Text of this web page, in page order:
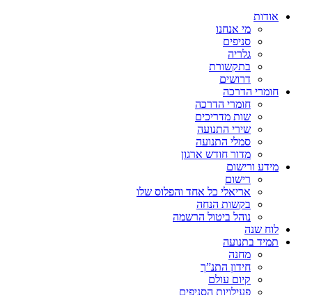
אודות
מי אנחנו
סניפים
גלריה
בתקשורת
דרושים
חומרי הדרכה
חומרי הדרכה
שות מדריכים
שירי התנועה
סמלי התנועה
מדור חודש ארגון
מידע ורישום
רישום
אריאלי כל אחד והפלוס שלו
בקשות הנחה
נוהל ביטול הרשמה
לוח שנה
תמיד בתנועה
מחנה
חידון התנ”ך
קיום עולם
פעילויות הסניפים